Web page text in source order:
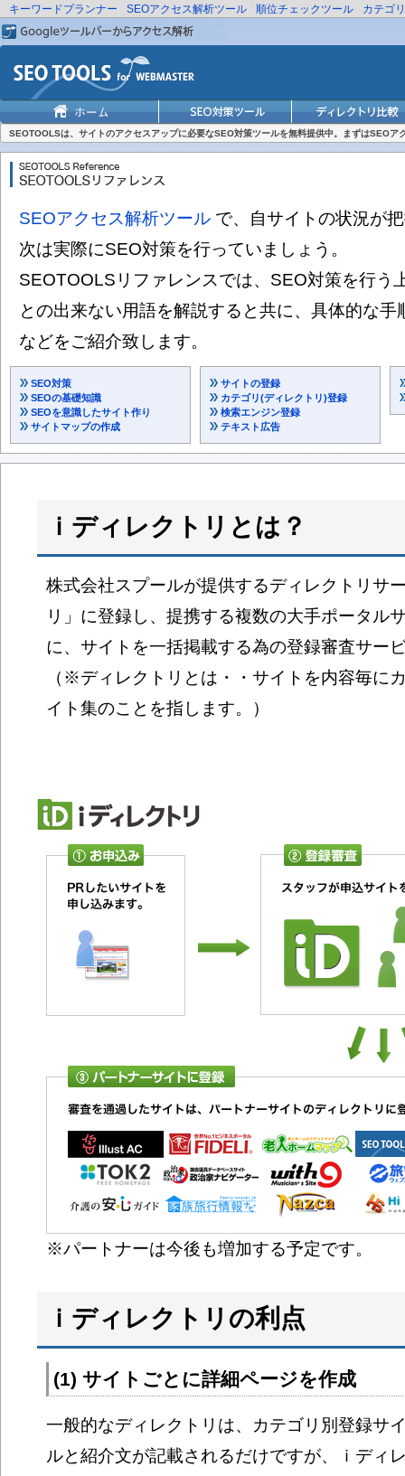
キーワードプランナー SEOアクセス解析ツール 順位チェックツール カテゴ
SEOTOOLSは、サイトのアクセスアップに必要なSEO対策ツールを無料提供中。まずはSEOア
SEOアクセス解析ツール で、自サイトの状況が
次は実際にSEO対策を行っていましょう。
SEOTOOLSリファレンスでは、SEO対策を行う
との出来ない用語を解説すると共に、具体的な手
などをご紹介致します。
SEO対策
SEOの基礎知識
SEOを意識したサイト作り
サイトマップの作成
サイトの登録
カテゴリ(ディレクトリ)登録
検索エンジン登録
テキスト広告
ｉディレクトリとは？
株式会社スプールが提供するディレクトリサ
リ」に登録し、提携する複数の大手ポータル
に、サイトを一括掲載する為の登録審査サー
（※ディレクトリとは・・サイトを内容毎に
イト集のことを指します。）
※パートナーは今後も増加する予定です。
ｉディレクトリの利点
(1) サイトごとに詳細ページを作成
一般的なディレクトリは、カテゴリ別登録サ
ルと紹介文が記載されるだけですが、ｉディ